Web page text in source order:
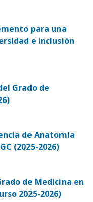
para una
e inclusión
Grado de
de Anatomía
(2025-2026)
de Medicina en
2025-2026)